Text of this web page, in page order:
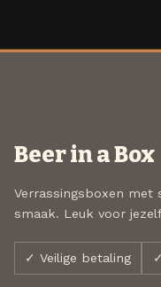
Beer in a Box
Verrassingsboxen met
smaak. Leuk voor
✓ Veilige betaling